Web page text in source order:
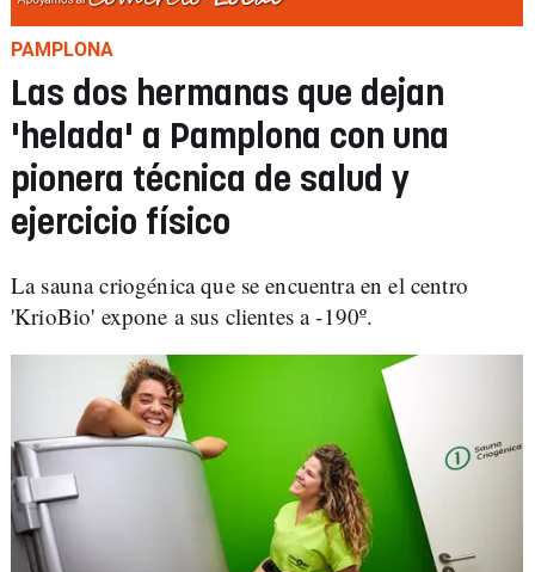
PAMPLONA
Las dos hermanas que dejan
'helada' a Pamplona con una
pionera técnica de salud y
ejercicio físico
La sauna criogénica que se encuentra en el centro
'KrioBio' expone a sus clientes a -190º.